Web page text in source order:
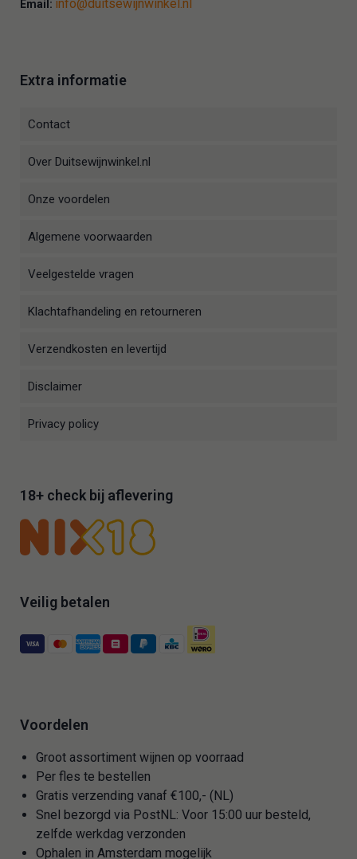
Email: info@duitsewijnwinkel.nl
Extra informatie
Contact
Over Duitsewijnwinkel.nl
Onze voordelen
Algemene voorwaarden
Veelgestelde vragen
Klachtafhandeling en retourneren
Verzendkosten en levertijd
Disclaimer
Privacy policy
18+ check bij aflevering
Veilig betalen
Voordelen
Groot assortiment wijnen op voorraad
Per fles te bestellen
Gratis verzending vanaf €100,- (NL)
Snel bezorgd via PostNL: Voor 15:00 uur besteld,
zelfde werkdag verzonden
Ophalen in Amsterdam mogelijk